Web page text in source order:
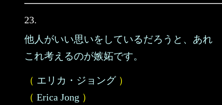
23.
他人がいい思いをしているだろうと、あれ
これ考えるのが嫉妬です。
（ エリカ・ジョング）
（ Erica Jong ）